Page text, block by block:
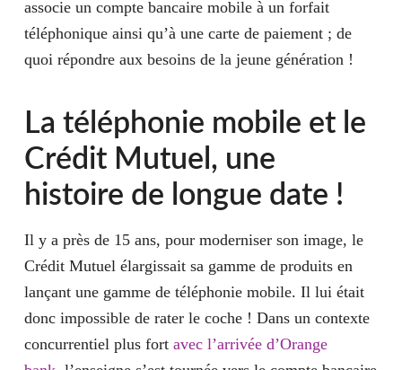
associe un compte bancaire mobile à un forfait
téléphonique ainsi qu’à une carte de paiement ; de
quoi répondre aux besoins de la jeune génération !
La téléphonie mobile et le
Crédit Mutuel, une
histoire de longue date !
Il y a près de 15 ans, pour moderniser son image, le
Crédit Mutuel élargissait sa gamme de produits en
lançant une gamme de téléphonie mobile. Il lui était
donc impossible de rater le coche ! Dans un contexte
concurrentiel plus fort avec l’arrivée d’Orange